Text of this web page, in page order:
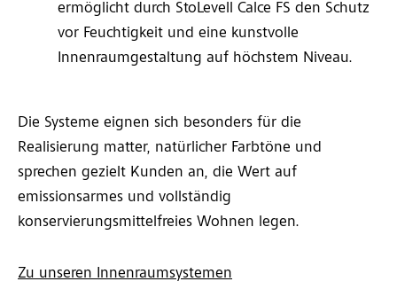
ermöglicht durch StoLevell Calce FS den Schutz
vor Feuchtigkeit und eine kunstvolle
Innenraumgestaltung auf höchstem Niveau.
Die Systeme eignen sich besonders für die
Realisierung matter, natürlicher Farbtöne und
sprechen gezielt Kunden an, die Wert auf
emissionsarmes und vollständig
konservierungsmittelfreies Wohnen legen.
Zu unseren Innenraumsystemen